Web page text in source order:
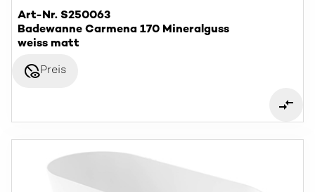
Art-Nr. S250063
Badewanne Carmena 170 Mineralguss
weiss matt
disabled_visiblePreis